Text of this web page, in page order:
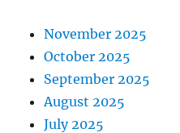
November 2025
October 2025
September 2025
August 2025
July 2025